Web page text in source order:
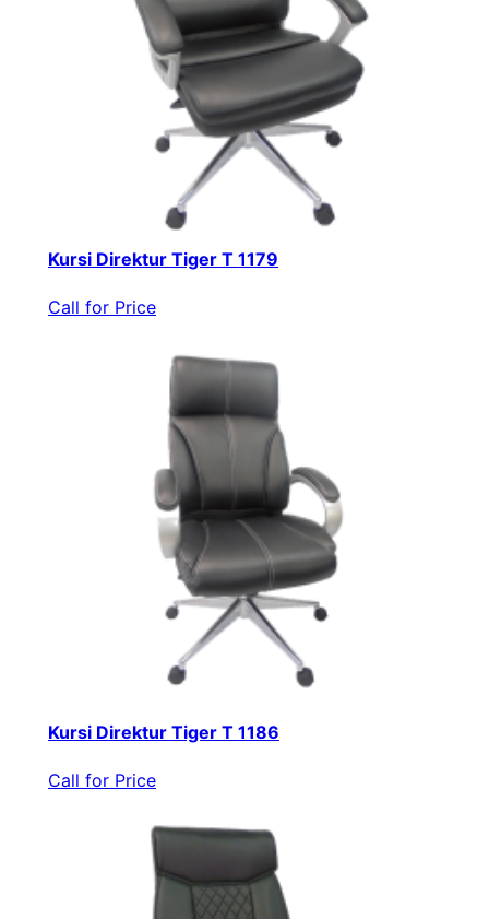
Kursi Direktur Tiger T 1179
Call for Price
Kursi Direktur Tiger T 1186
Call for Price